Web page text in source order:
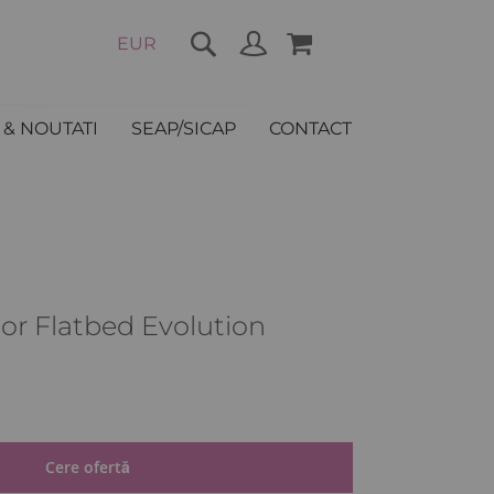
COȘUL MEU
EUR
NOUTATI SEAP/SICAP CONTACT
Flatbed Evolution
Cere ofertă